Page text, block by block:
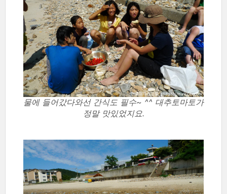
물에 들어갔다와선 간식도 필수~ ^^ 대추토마토가
정말 맛있었지요.